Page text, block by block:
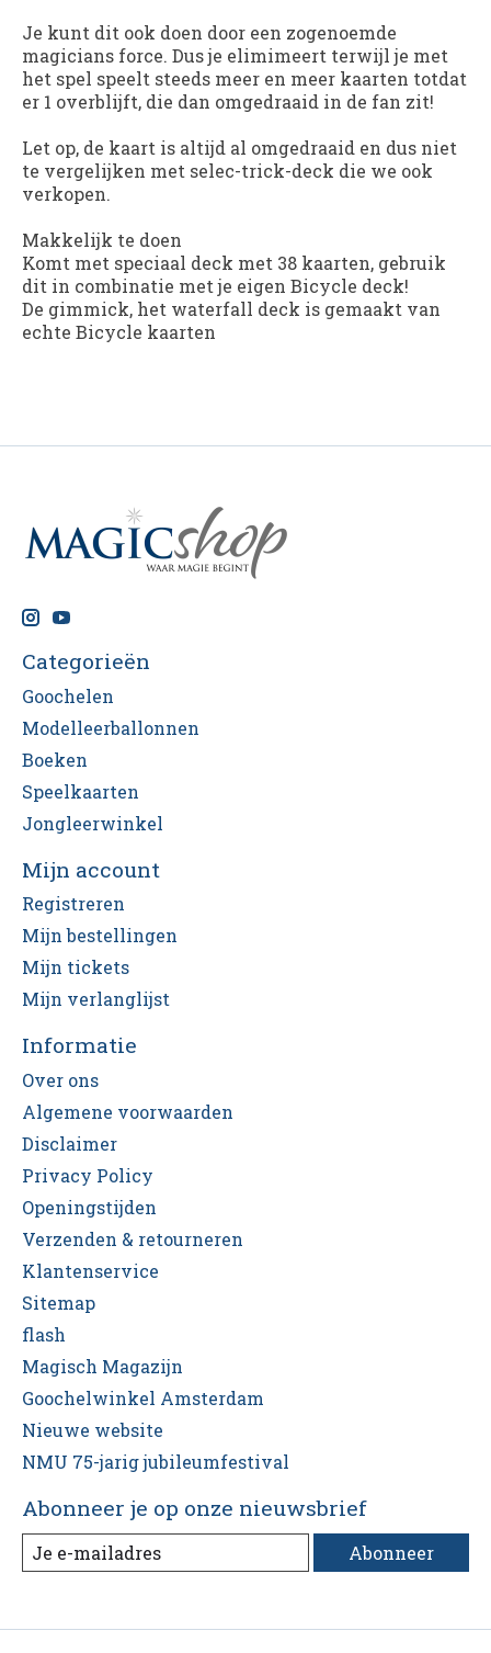
Je kunt dit ook doen door een zogenoemde
magicians force. Dus je elimimeert terwijl je met
het spel speelt steeds meer en meer kaarten totdat
er 1 overblijft, die dan omgedraaid in de fan zit!
Let op, de kaart is altijd al omgedraaid en dus niet
te vergelijken met selec-trick-deck die we ook
verkopen.
Makkelijk te doen
Komt met speciaal deck met 38 kaarten, gebruik
dit in combinatie met je eigen Bicycle deck!
De gimmick, het waterfall deck is gemaakt van
echte Bicycle kaarten
Categorieën
Goochelen
Modelleerballonnen
Boeken
Speelkaarten
Jongleerwinkel
Mijn account
Registreren
Mijn bestellingen
Mijn tickets
Mijn verlanglijst
Informatie
Over ons
Algemene voorwaarden
Disclaimer
Privacy Policy
Openingstijden
Verzenden & retourneren
Klantenservice
Sitemap
flash
Magisch Magazijn
Goochelwinkel Amsterdam
Nieuwe website
NMU 75-jarig jubileumfestival
Abonneer je op onze nieuwsbrief
Abonneer